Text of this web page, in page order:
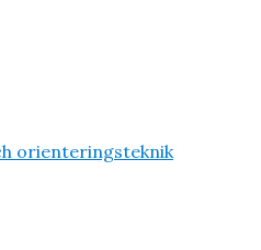
orienteringsteknik